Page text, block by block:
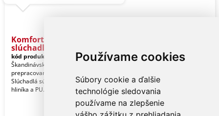
Používame cookies
Súbory cookie a ďalšie
technológie sledovania
používame na zlepšenie
Komfortné bezdrôtové
slúchadlá
kód produktu:
81_328681
Škandinávsky dizajn kĺbiaci sa s
prepracovanou technológiou.
Slúchadlá sú vyrobené z luxusného
hliníka a PU. Využívajú m